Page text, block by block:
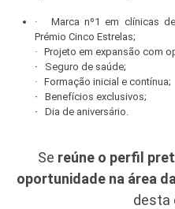
· Marca nº1 em clínicas
Prémio Cinco Estrelas;
· Projeto em expansão com
·
Seguro de saúde;
· Formação inicial e contínua;
·
Benefícios exclusivos;
· Dia de aniversário.
Se reúne o perfil
oportunidade na área
desta